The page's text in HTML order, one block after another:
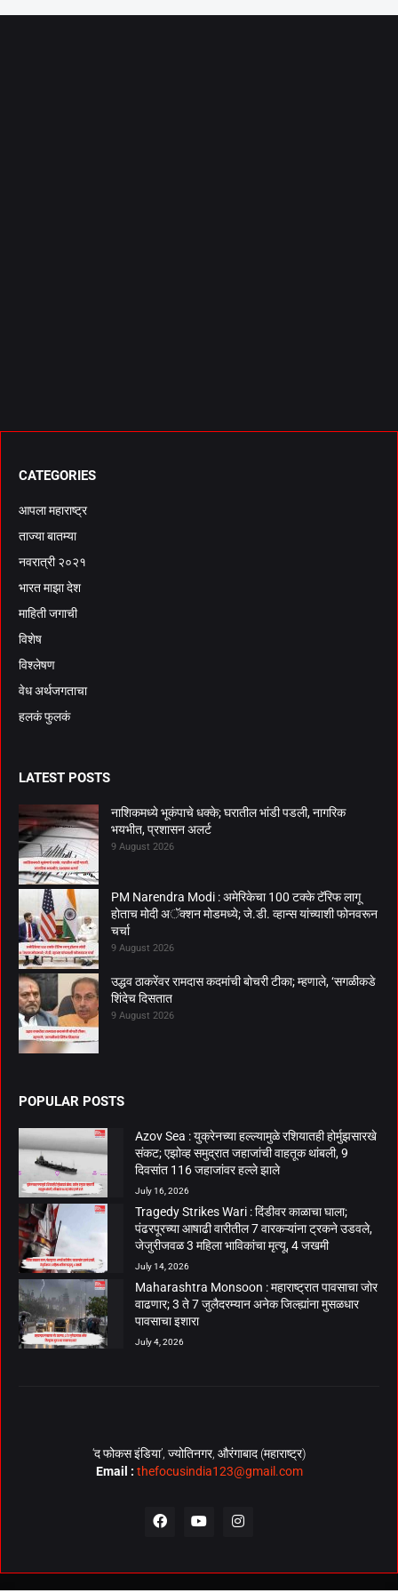
CATEGORIES
आपला महाराष्ट्र
ताज्या बातम्या
नवरात्री २०२१
भारत माझा देश
माहिती जगाची
विशेष
विश्लेषण
वेध अर्थजगताचा
हलकं फुलकं
LATEST POSTS
नाशिकमध्ये भूकंपाचे धक्के; घरातील भांडी पडली, नागरिक
भयभीत, प्रशासन अलर्ट
9 August 2026
PM Narendra Modi : अमेरिकेचा 100 टक्के टॅरिफ लागू
होताच मोदी अॅक्शन मोडमध्ये; जे.डी. व्हान्स यांच्याशी फोनवरून
चर्चा
9 August 2026
उद्धव ठाकरेंवर रामदास कदमांची बोचरी टीका; म्हणाले, ‘सगळीकडे
शिंदेच दिसतात
9 August 2026
POPULAR POSTS
Azov Sea : युक्रेनच्या हल्ल्यामुळे रशियातही होर्मुझसारखे
संकट; एझोव्ह समुद्रात जहाजांची वाहतूक थांबली, 9
दिवसांत 116 जहाजांवर हल्ले झाले
July 16, 2026
Tragedy Strikes Wari : दिंडीवर काळाचा घाला;
पंढरपूरच्या आषाढी वारीतील 7 वारकऱ्यांना ट्रकने उडवले,
जेजुरीजवळ 3 महिला भाविकांचा मृत्यू, 4 जखमी
July 14, 2026
Maharashtra Monsoon : महाराष्ट्रात पावसाचा जोर
वाढणार; 3 ते 7 जुलैदरम्यान अनेक जिल्ह्यांना मुसळधार
पावसाचा इशारा
July 4, 2026
‘द फोकस इंडिया’, ज्योतिनगर, औरंगाबाद (महाराष्ट्र)
Email : thefocusindia123@gmail.com